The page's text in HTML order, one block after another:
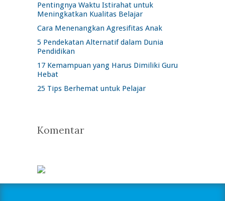
Pentingnya Waktu Istirahat untuk
Meningkatkan Kualitas Belajar
Cara Menenangkan Agresifitas Anak
5 Pendekatan Alternatif dalam Dunia
Pendidikan
17 Kemampuan yang Harus Dimiliki Guru
Hebat
25 Tips Berhemat untuk Pelajar
Komentar